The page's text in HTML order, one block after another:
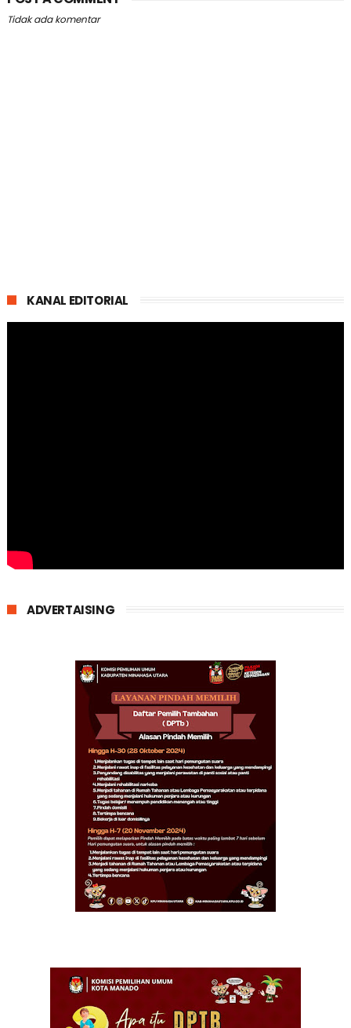
Tidak ada komentar
KANAL EDITORIAL
ADVERTAISING